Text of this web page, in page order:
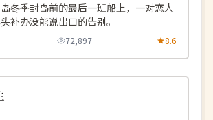
冬季封岛前的最后一班船上，一对恋人
补办没能说出口的告别。
72,897 8.6